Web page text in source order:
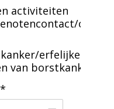
activiteiten
erfelijke
van borstkanker